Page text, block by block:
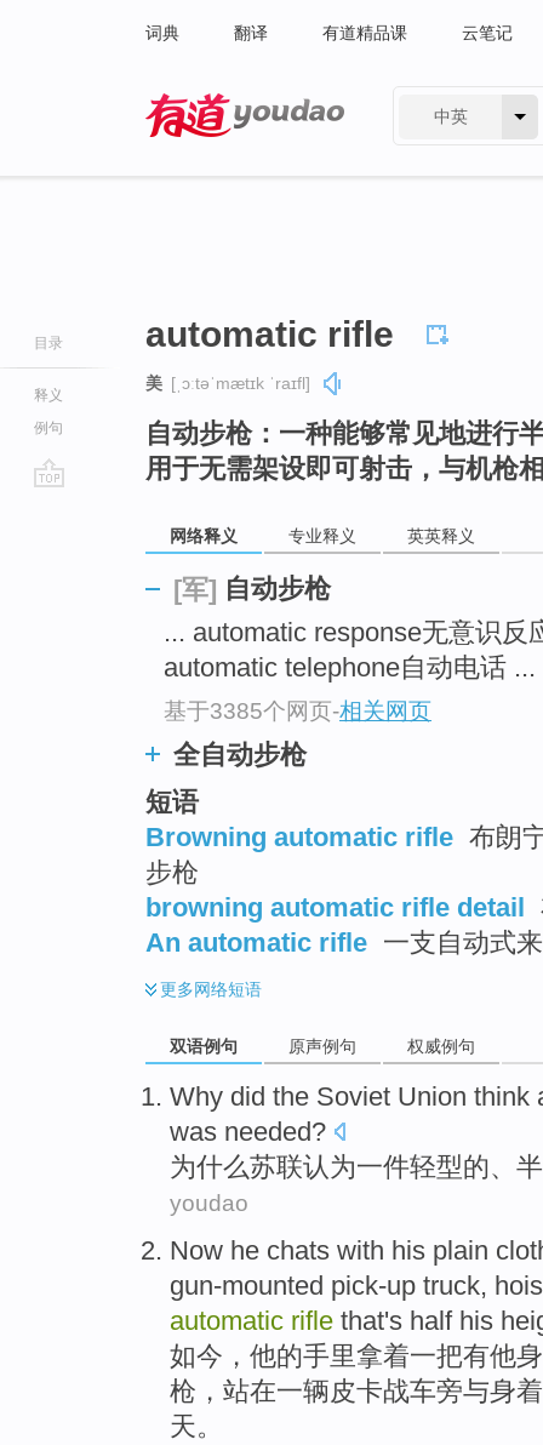
词典 翻译 有道精品课 云笔记
中英
目录
释义
例句
automatic rifle
美 [ˌɔːtəˈmætɪk ˈraɪfl]
自动步枪：一种能够常见地进行
用于无需架设即可射击，与机枪
网络释义 专业释义 英英释义
[军] 自动步枪
... automatic response无意识反
automatic telephone自动电话 ...
基于3385个网页-相关网页
全自动步枪
短语
Browning automatic rifle 布朗
步枪
browning automatic rifle detail
An automatic rifle 一支自动式
更多网络短语
双语例句 原声例句 权威例句
Why did the Soviet Union think
was needed?
为什么苏联认为一件轻型的、
youdao
Now he chats with his plain
gun-mounted pick-up truck,
automatic rifle that's half his
如今 ， 他的手里拿着一把有他
枪 ，站在一辆皮卡战车旁与身
天。